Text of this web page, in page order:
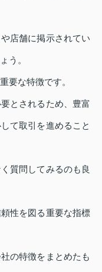
店舗に掲示されてい
う。
要な特徴です。
とされるため、豊富
て取引を進めること
質問してみるのも良
性を図る重要な指標
の特徴をまとめたも